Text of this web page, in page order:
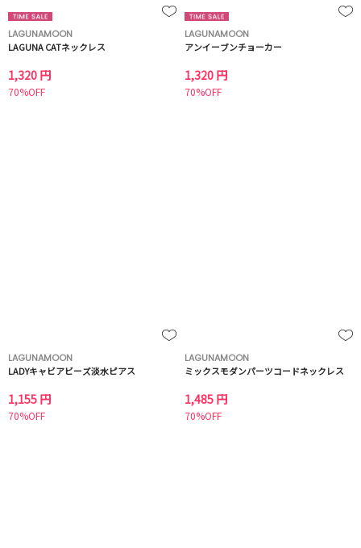
LAGUNAMOON
LAGUNA CATネックレス
1,320 円
70%OFF
LAGUNAMOON
アンイーブンチョーカー
1,320 円
70%OFF
LAGUNAMOON
LADYキャビアビーズ淡水ピアス
1,155 円
70%OFF
LAGUNAMOON
ミックスモダンパーツコードネックレス
1,485 円
70%OFF